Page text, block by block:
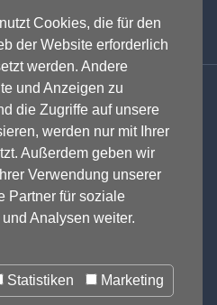
Cookies, die für den
der Website erforderlich
werden. Andere
und Anzeigen zu
die Zugriffe auf unsere
werden nur mit Ihrer
Außerdem geben wir
Verwendung unserer
Partner für soziale
Analysen weiter.
Statistiken Marketing
16888601
- Fachanwalt
Rechtsschutz -
für IT-Recht -
,
,IT-Recht und
,E-Commerce,
,Medienrecht &
-Abmahnungund
Verfügung